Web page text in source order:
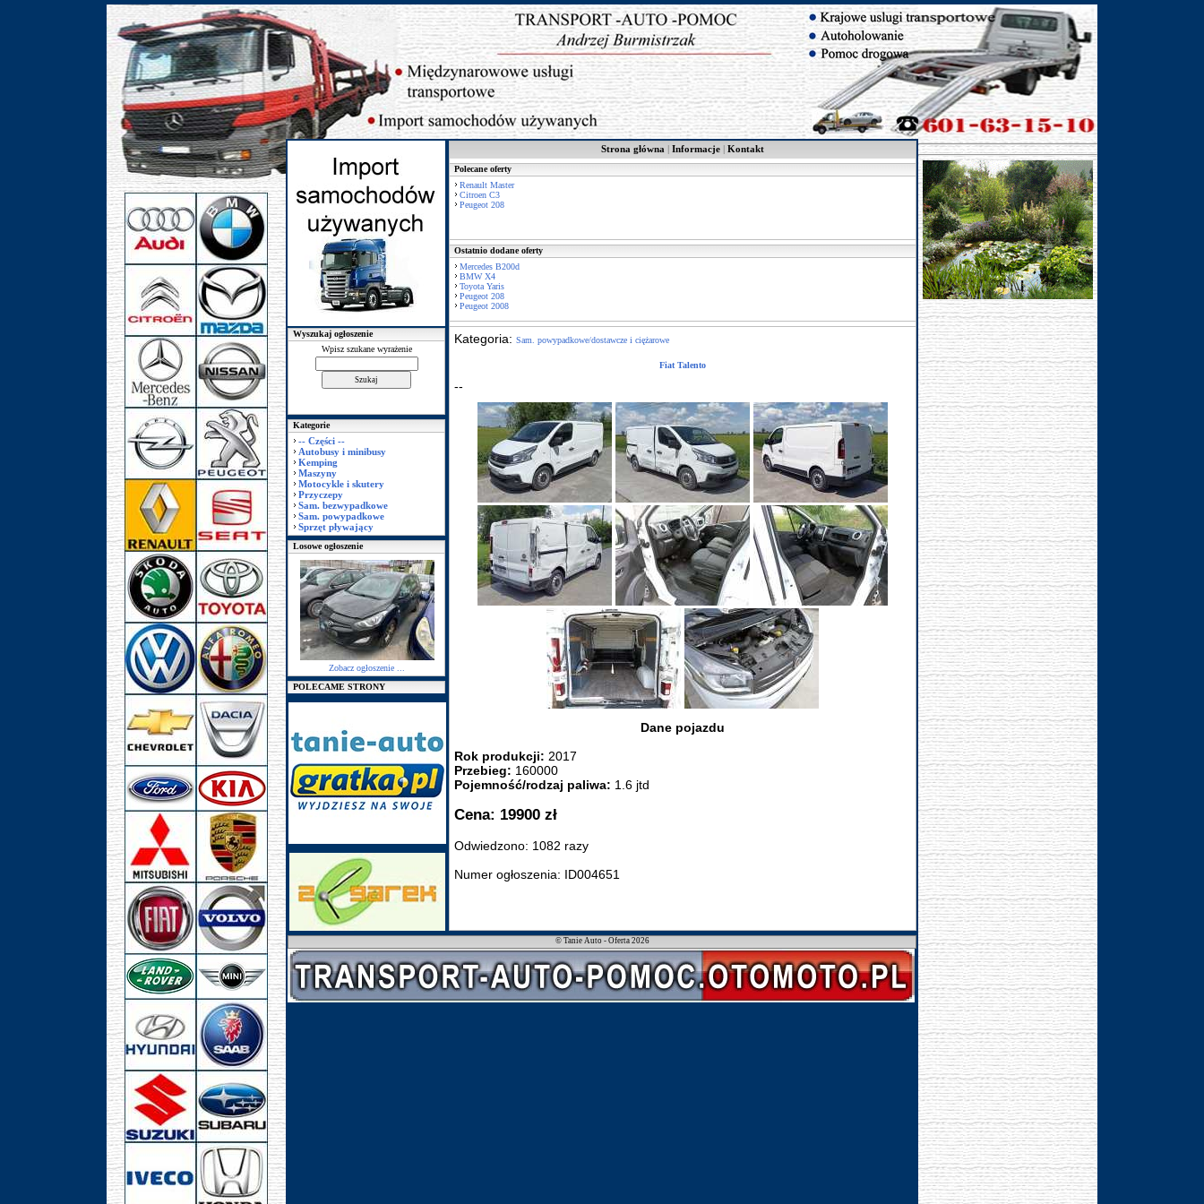
Wyszukaj ogłoszenie
Wpisz szukane wyrażenie
Kategorie
-- Części --
Autobusy i minibusy
Kemping
Maszyny
Motocykle i skutery
Przyczepy
Sam. bezwypadkowe
Sam. powypadkowe
Sprzęt pływający
Losowe ogłoszenie
Zobacz ogłoszenie ...
POLECAME STRONY
Strona główna | Informacje | Kontakt
Polecane oferty
Renault Master
Citroen C3
Peugeot 208
Ostatnio dodane oferty
Mercedes B200d
BMW X4
Toyota Yaris
Peugeot 208
Peugeot 2008
Kategoria: Sam. powypadkowe/dostawcze i ciężarowe
Fiat Talento
--
Dane pojazdu
Rok produkcji: 2017
Przebieg: 160000
Pojemność/rodzaj paliwa: 1.6 jtd
Cena: 19900 zł
Odwiedzono: 1082 razy
Numer ogłoszenia: ID004651
© Tanie Auto - Oferta 2026